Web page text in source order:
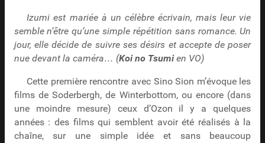
Izumi est mariée à un célèbre écrivain, mais leur vie
semble n’être qu’une simple répétition sans romance. Un
jour, elle décide de suivre ses désirs et accepte de poser
nue devant la caméra… (Koi no Tsumien VO)
Cette première rencontre avec Sino Sion m’évoque les
films de Soderbergh, de Winterbottom, ou encore (dans
une moindre mesure) ceux d’Ozon il y a quelques
années : des films qui semblent avoir été réalisés à la
chaîne, sur une simple idée et sans beaucoup